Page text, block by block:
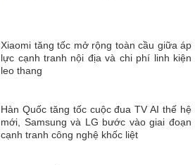
Xiaomi tăng tốc mở rộng toàn cầu giữa áp
lực cạnh tranh nội địa và chi phí linh kiện
leo thang
Hàn Quốc tăng tốc cuộc đua TV AI thế hệ
mới, Samsung và LG bước vào giai đoạn
cạnh tranh công nghệ khốc liệt